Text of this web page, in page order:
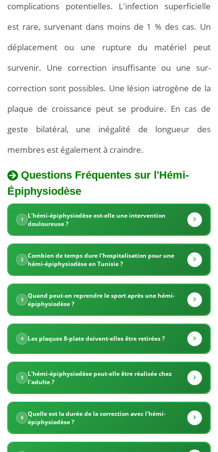
complications potentielles. L'infection superficielle
est rare, survenant dans moins de 1 % des cas. Un
déplacement ou une rupture du matériel peut
survenir. Une correction insuffisante ou une sur-
correction sont possibles. Une lésion iatrogène de la
plaque de croissance peut se produire. En cas de
geste bilatéral, une inégalité de longueur des
membres est également à craindre.
Tarifs
de
l'Hémi-
Épiphysiodèse
en
Tunisie
La
Tunisie
propose
des
tarifs
très
compétitifs
pour
l'hémi-
épiphysiodèse.
Les
prix
sont
2
Questions Fréquentes sur l'Hémi-
Épiphysiodèse
1
L'hémi-épiphysiodèse est-elle une intervention
douloureuse ?
2
Combien de temps dure l'hospitalisation pour une
hémi-épiphysiodèse en Tunisie ?
3
Quand peut-on reprendre le sport après une hémi-
épiphysiodèse ?
4 Les plaques 8-plate doivent-elles être retirées ?
5
L'hémi-épiphysiodèse peut-elle être réalisée chez
l'adulte ?
6
Quelle est la durée de la correction avec l'hémi-
épiphysiodèse ?